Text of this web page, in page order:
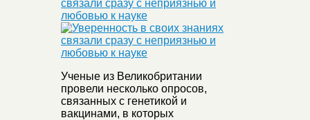
связали сразу с неприязнью и
любовью к науке
Ученые из Великобритании
провели несколько опросов,
связанных с генетикой и
вакцинами, в которых